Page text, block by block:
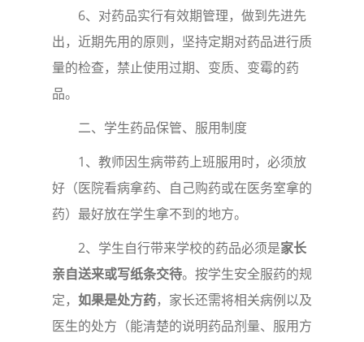
6、对药品实行有效期管理，做到先进先
出，近期先用的原则，坚持定期对药品进行质
量的检查，禁止使用过期、变质、变霉的药
品。
二、学生药品保管、服用制度
1、教师因生病带药上班服用时，必须放
好（医院看病拿药、自己购药或在医务室拿的
药）最好放在学生拿不到的地方。
2、学生自行带来学校的药品必须是家长
亲自送来或写纸条交待。按学生安全服药的规
定， 如果是处方药，家长还需将相关病例以及
医生的处方（能清楚的说明药品剂量、服用方